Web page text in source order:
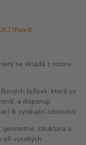
se skládá z rotoru
ložisek, která se
a disponují
& vynikající odolností.
geometrie, struktura a
při vysokých